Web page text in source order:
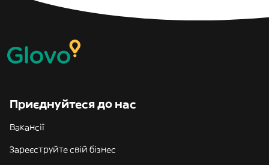
Приєднуйтеся до нас
Вакансії
Зареєструйте свій бізнес